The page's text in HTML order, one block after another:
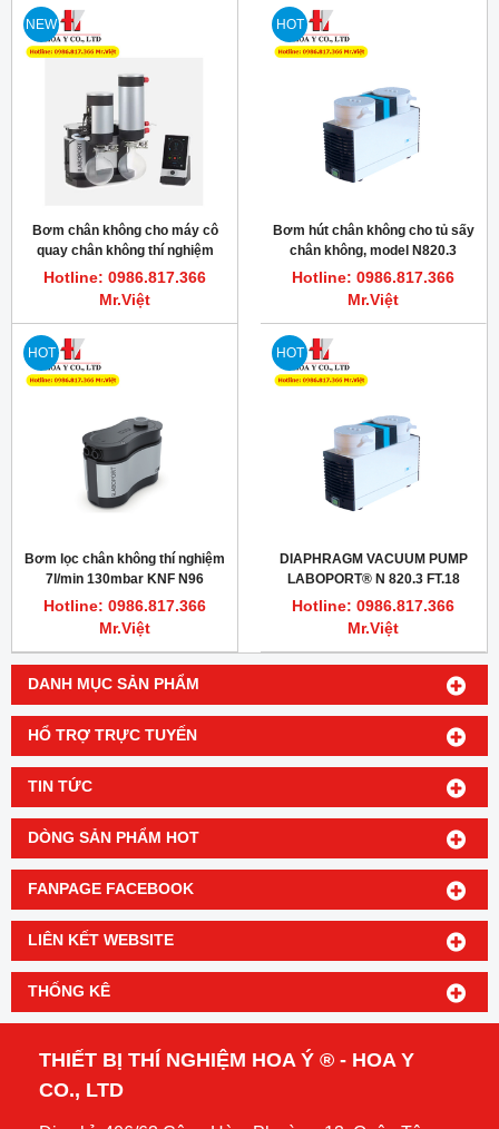
DANH MỤC SẢN PHẨM
HỔ TRỢ TRỰC TUYẾN
TIN TỨC
DÒNG SẢN PHẨM HOT
FANPAGE FACEBOOK
LIÊN KẾT WEBSITE
THỐNG KÊ
NEW
Bơm chân không cho máy cô
quay chân không thí nghiệm
SC820G KNF
Hotline: 0986.817.366
Mr.Việt
HOT
Bơm hút chân không cho tủ sấy
chân không, model N820.3
FT.18 KNF
Hotline: 0986.817.366
Mr.Việt
HOT
Bơm lọc chân không thí nghiệm
7l/min 130mbar KNF N96
Hotline: 0986.817.366
Mr.Việt
HOT
DIAPHRAGM VACUUM PUMP
LABOPORT® N 820.3 FT.18
Hotline: 0986.817.366
Mr.Việt
THIẾT BỊ THÍ NGHIỆM HOA Ý ® - HOA Y
CO., LTD